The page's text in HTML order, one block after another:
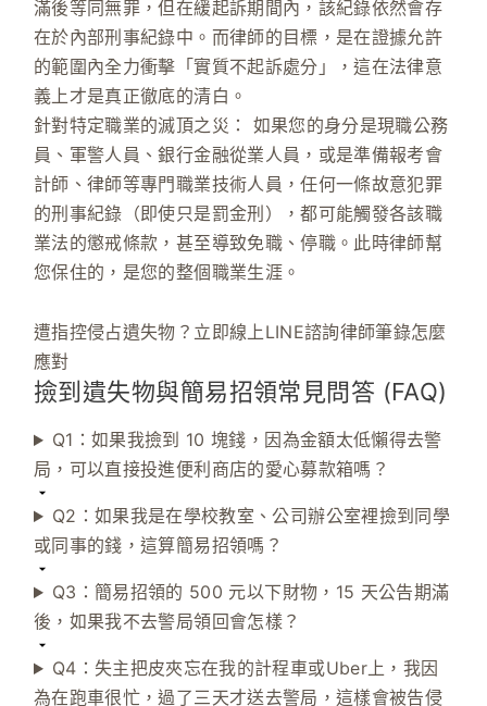
滿後等同無罪，但在緩起訴期間內，該紀錄依然會存
在於內部刑事紀錄中。而律師的目標，是在證據允許
的範圍內全力衝擊 「實質不起訴處分」
，這在法律意
義上才是真正徹底的清白。
針對特定職業的滅頂之災：
如果您的身分是現職公務
員、軍警人員、銀行金融從業人員，或是準備報考會
計師、律師等專門職業技術人員，任何一條故意犯罪
的刑事紀錄（即使只是罰金刑），都可能觸發各該職
業法的懲戒條款，甚至導致免職、停職。此時律師幫
您保住的，是您的整個職業生涯。
遭指控侵占遺失物？立即線上LINE諮詢律師筆錄怎麼
應對
撿到遺失物與簡易招領常見問答 (FAQ)
Q1：如果我撿到 10 塊錢，因為金額太低懶得去警
局，可以直接投進便利商店的愛心募款箱嗎？
Q2：如果我是在學校教室、公司辦公室裡撿到同學
或同事的錢，這算簡易招領嗎？
Q3：簡易招領的 500 元以下財物，15 天公告期滿
後，如果我不去警局領回會怎樣？
Q4：失主把皮夾忘在我的計程車或Uber上，我因
為在跑車很忙，過了三天才送去警局，這樣會被告侵